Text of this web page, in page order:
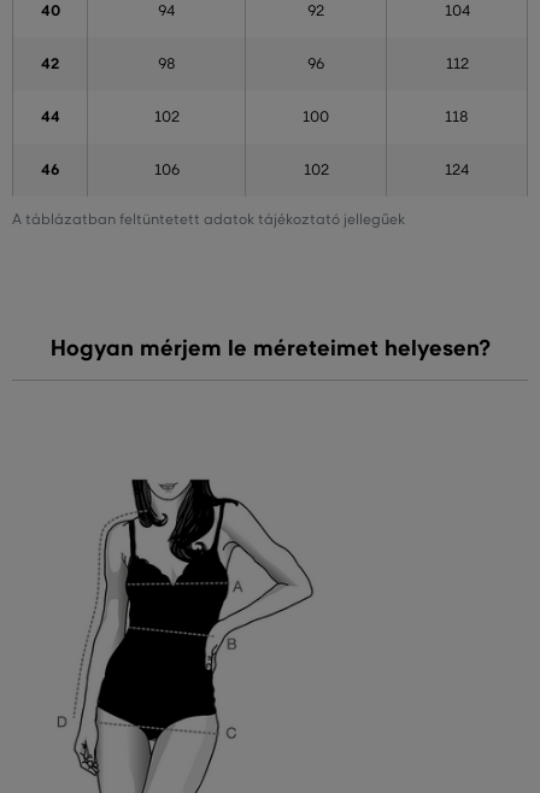
A táblázatban feltüntetett adatok tájékoztató jellegűek
40 94 92 104
42 98 96 112
44 102 100 118
46 106 102 124
Hogyan mérjem le méreteimet helyesen?